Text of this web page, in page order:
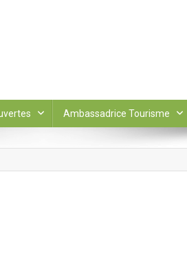
Ambassadrice Tourisme